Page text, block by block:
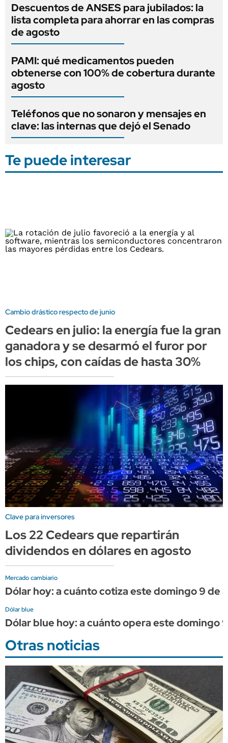
Descuentos de ANSES para jubilados: la
lista completa para ahorrar en las compras
de agosto
PAMI: qué medicamentos pueden
obtenerse con 100% de cobertura durante
agosto
Teléfonos que no sonaron y mensajes en
clave: las internas que dejó el Senado
Te puede interesar
Cambio drástico respecto de junio
Cedears en julio: la energía fue la gran
ganadora y se desarmó el furor por
los chips, con caídas de hasta 30%
Clave para inversores
Los 22 Cedears que repartirán
dividendos en dólares en agosto
Mercado cambiario
Dólar hoy: a cuánto cotiza este domingo 9 de
Dólar blue
Dólar blue hoy: a cuánto opera este domingo
Otras noticias